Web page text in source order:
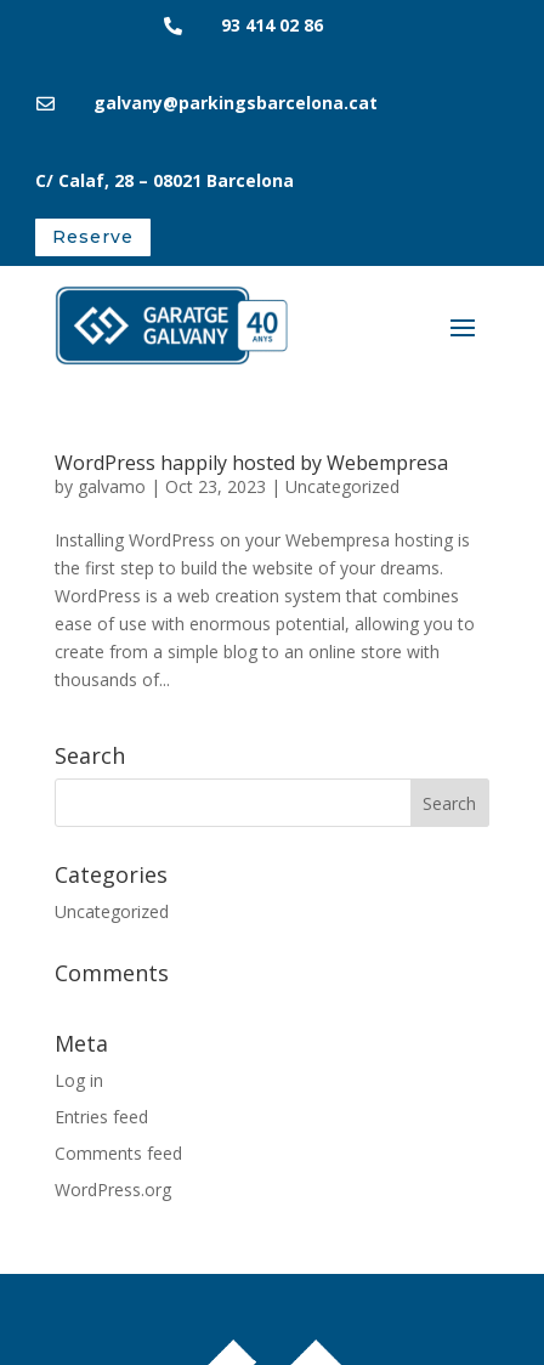
 93 414 02 86
 galvany@parkingsbarcelona.cat
C/ Calaf, 28 – 08021 Barcelona
Reserve
WordPress happily hosted by Webempresa
by galvamo | Oct 23, 2023 | Uncategorized
Installing WordPress on your Webempresa hosting is
the first step to build the website of your dreams.
WordPress is a web creation system that combines
ease of use with enormous potential, allowing you to
create from a simple blog to an online store with
thousands of...
Search
Categories
Uncategorized
Comments
Meta
Log in
Entries feed
Comments feed
WordPress.org